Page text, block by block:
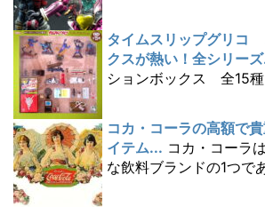
タイムスリップグリコ
クスが熱い！全シリー
ションボックス 全15
コカ・コーラの高額で
イテム... コカ・コーラ
な飲料ブランドの1つで